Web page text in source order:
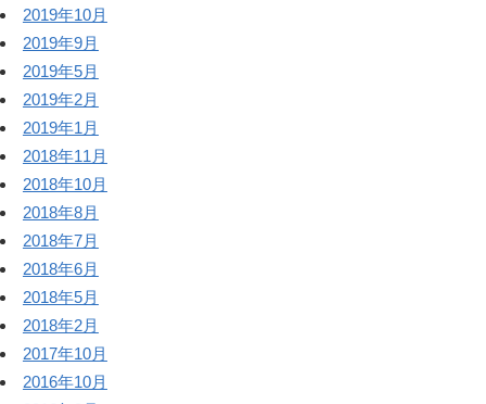
2019年10月
2019年9月
2019年5月
2019年2月
2019年1月
2018年11月
2018年10月
2018年8月
2018年7月
2018年6月
2018年5月
2018年2月
2017年10月
2016年10月